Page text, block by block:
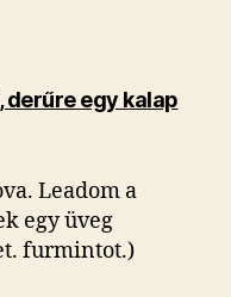
derűre egy kalap
Leadom a
egy üveg
furmintot.)